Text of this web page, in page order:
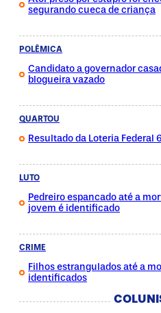
segurando cueca de criança
POLÊMICA
Candidato a governador
blogueira vazado
QUARTOU
Resultado da Loteria
LUTO
Pedreiro espancado até a
jovem é identificado
CRIME
Filhos estrangulados até a
identificados